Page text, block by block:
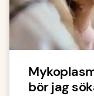
bör jag